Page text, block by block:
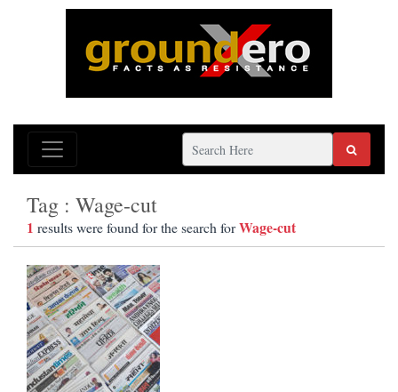
Tag : Wage-cut
1 results were found for the search forWage-cut